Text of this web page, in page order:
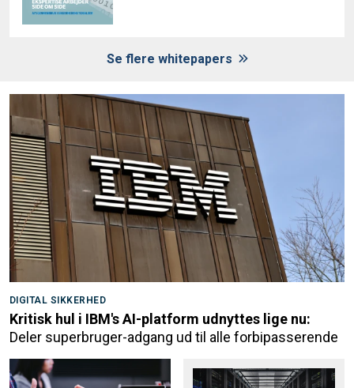
Se flere whitepapers
DIGITAL SIKKERHED
Kritisk hul i IBM's AI-platform udnyttes lige nu:
Deler superbruger-adgang ud til alle forbipasserende